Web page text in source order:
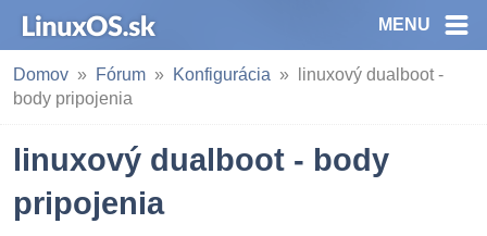
MENU
Domov Fórum Konfigurácia
linuxový dualboot -
body pripojenia
linuxový dualboot - body
pripojenia